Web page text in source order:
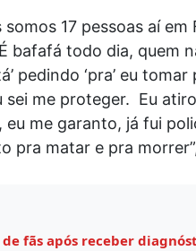
17 pessoas aí em
bafafá todo dia, quem
pedindo ‘pra’ eu
sei me proteger. Eu
me garanto, já fui
pra matar e pra
fãs após receber